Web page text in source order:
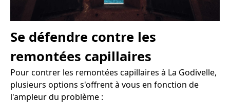
Se défendre contre les
remontées capillaires
Pour contrer les remontées capillaires à La Godivelle,
plusieurs options s'offrent à vous en fonction de
l'ampleur du problème :